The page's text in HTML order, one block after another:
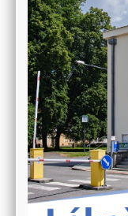
Právo na
Ředitelství
Řízení
Vnitřní
GDPR
Výběrová
Projekty
Fotogalerie
Ceníky,
Nabídka
Kulturní
Kontakt